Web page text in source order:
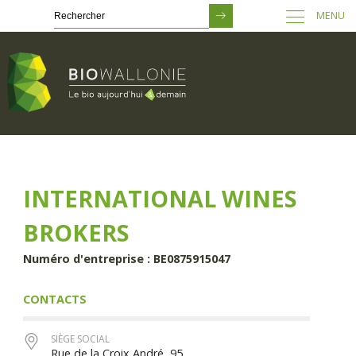
principal
MENU
INTERNATIONAL WINES
BROKERS
Numéro d'entreprise : BE0875915047
CONTACTS
SIÈGE SOCIAL